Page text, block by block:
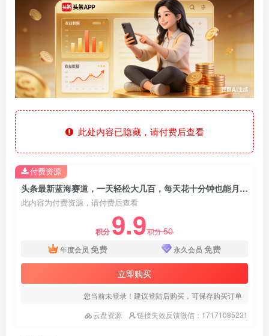
此处内容已隐藏，请付费后查看
头条最新蓝海赛道，一天轻松大几百，每天花十分钟也能月入过万
此内容为付费资源，请付费后查看
积分 9.9积分50
年度会员 免费 永久会员 免费
立即购买
您当前未登录！建议登陆后购买，可保存购买订单
云盘资源
链接失效反馈微信：17171085231
付费资源